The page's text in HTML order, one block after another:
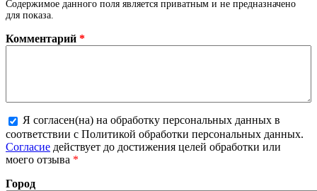
Содержимое данного поля является приватным и не предназначено
для показа.
Комментарий *
Более подробная информация о текстовых форматах
Я согласен(на) на обработку персональных данных в
соответствии с Политикой обработки персональных данных.
Согласие действует до достижения целей обработки или
моего отзыва *
Город